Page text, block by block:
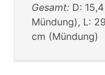
Gesamt: D:
Mündung), L:
cm (Mündung)